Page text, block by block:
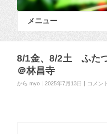
メニュー
8/1金、8/2土 ふた
＠林昌寺
から myo 2025年7月13日
8コメン